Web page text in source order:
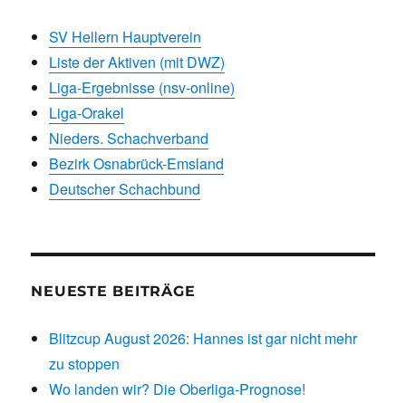
SV Hellern Hauptverein
Liste der Aktiven (mit DWZ)
Liga-Ergebnisse (nsv-online)
Liga-Orakel
Nieders. Schachverband
Bezirk Osnabrück-Emsland
Deutscher Schachbund
NEUESTE BEITRÄGE
Blitzcup August 2026: Hannes ist gar nicht mehr
zu stoppen
Wo landen wir? Die Oberliga-Prognose!